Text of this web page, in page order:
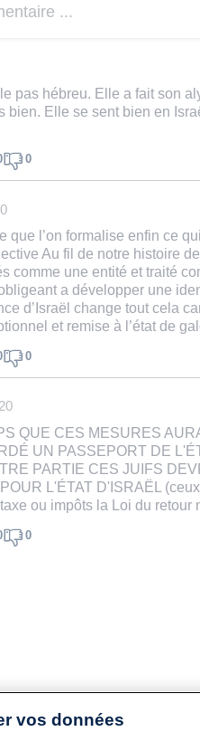
...
pas hébreu. Elle a fait son
bien. Elle se sent bien en
0
que l’on formalise enfin ce
Au fil de notre histoire
comme une entité et traité
a développer une
d’Israël change tout cela
et remise à l’état de
0
QUE CES MESURES
UN PASSEPORT DE
PARTIE CES JUIFS
L'ÉTAT D'ISRAËL
ou impôts la Loi du
0
vos données